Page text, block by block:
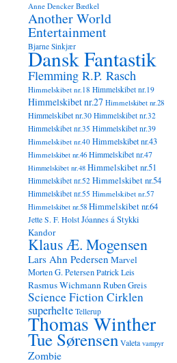
Anne Dencker Bædkel
Another World
Entertainment
Bjarne Sinkjær
Dansk Fantastik
Flemming R.P. Rasch
Himmelskibet nr.18 Himmelskibet nr.19
Himmelskibet nr.27 Himmelskibet nr.28
Himmelskibet nr.30 Himmelskibet nr.32
Himmelskibet nr.35 Himmelskibet nr.39
Himmelskibet nr.40 Himmelskibet nr.43
Himmelskibet nr.46 Himmelskibet nr.47
Himmelskibet nr.48 Himmelskibet nr.51
Himmelskibet nr.52 Himmelskibet nr.54
Himmelskibet nr.55 Himmelskibet nr.57
Himmelskibet nr.58 Himmelskibet nr.64
Jette S. F. Holst Jóannes á Stykki
Kandor
Klaus Æ. Mogensen
Lars Ahn Pedersen Marvel
Morten G. PetersenPatrick Leis
Rasmus WichmannRuben Greis
Science Fiction Cirklen
superhelte Tellerup
Thomas Winther
Tue Sørensen Valeta vampyr
Zombie